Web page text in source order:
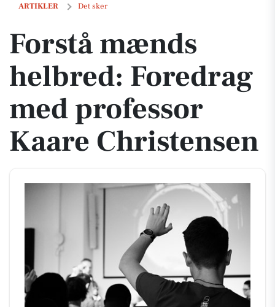
ARTIKLER Det sker
Forstå mænds helbred: Foredrag med professor Kaare Christensen
Forstå mænds
helbred: Foredrag
med professor
Kaare Christensen